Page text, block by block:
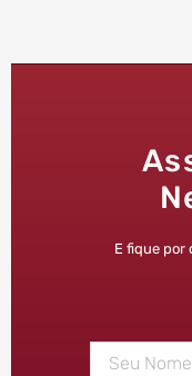
E fique por